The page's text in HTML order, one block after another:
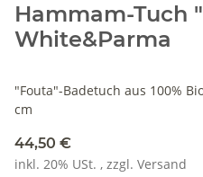
Hammam-Tuch
White&Parma
"Fouta"-Badetuch aus 100%
cm
44,50 €
inkl. 20% USt. , zzgl. Versand